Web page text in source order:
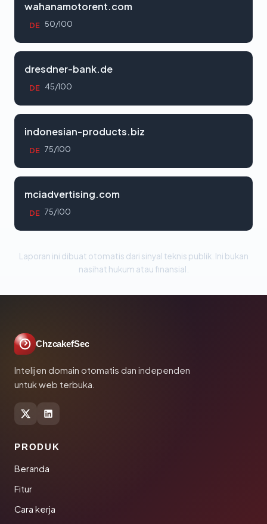
wahanamotorent.com
DE 50/100
dresdner-bank.de
DE 45/100
indonesian-products.biz
DE 75/100
mciadvertising.com
DE 75/100
Laporan ini dibuat otomatis dari sinyal teknis publik. Ini bukan
nasihat hukum atau finansial.
ChzcakefSec
Intelijen domain otomatis dan independen
untuk web terbuka.
PRODUK
Beranda
Fitur
Cara kerja